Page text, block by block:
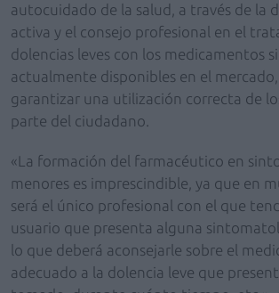
autocuidado de la salud, a través de la
activa y el consejo profesional en el
dolencias leves con los medicamentos
actualmente disponibles en el
garantizar una utilización correcta de
parte del ciudadano.
«La formación del farmacéutico en
menores es imprescindible, ya que en
será el único profesional con el que
usuario que presenta alguna
lo que deberá aconsejarle sobre el
adecuado a la dolencia leve que